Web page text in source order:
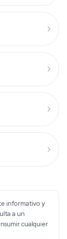
informativo y
a un
cualquier